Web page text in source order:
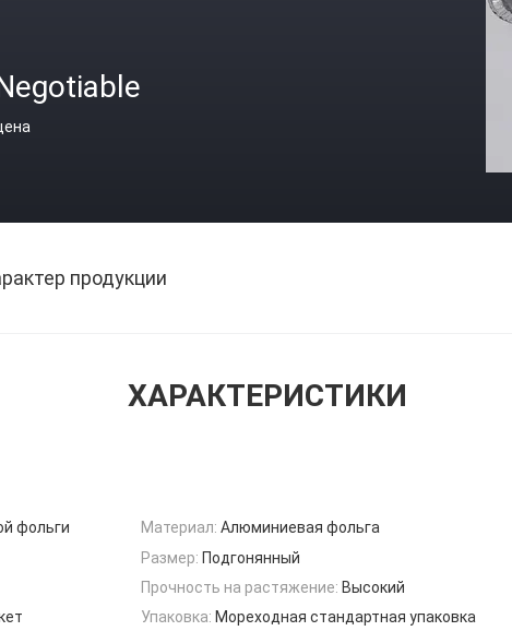
продукции
ХАРАКТЕРИСТИКИ
фольги Материал: Алюминиевая фольга
Размер: Подгонянный
Прочность на растяжение: Высокий
Упаковка: Мореходная стандартная упаковка